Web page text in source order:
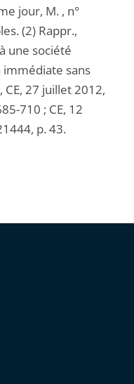
jour, M. , n°
(2) Rappr.,
une société
immédiate sans
27 juillet 2012,
710 ; CE, 12
p. 43.